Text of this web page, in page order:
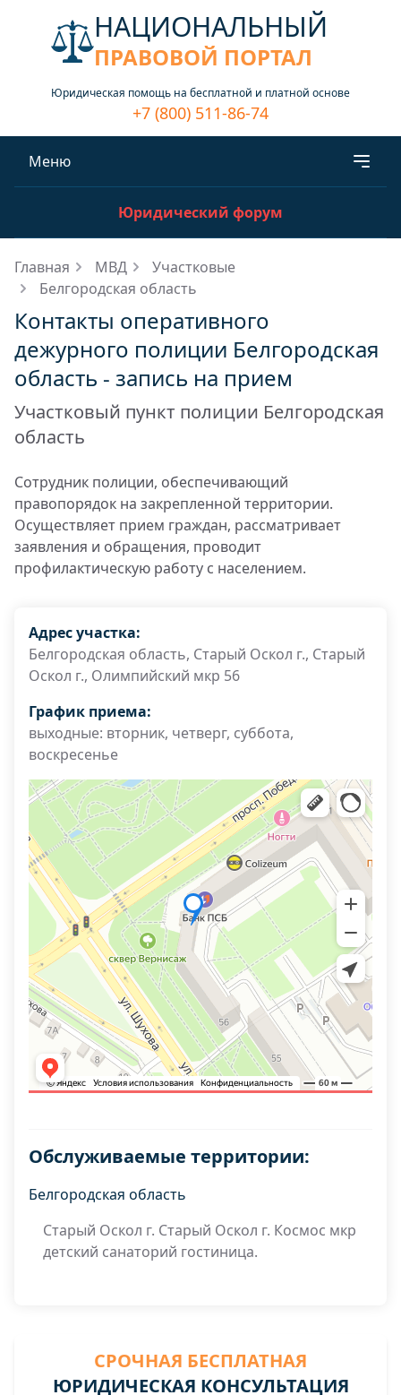
НАЦИОНАЛЬНЫЙ
ПРАВОВОЙ ПОРТАЛ
Юридическая помощь на бесплатной и платной основе
+7 (800) 511-86-74
Меню
Юридический форум
Главная МВД
Участковые
Белгородская область
Контакты оперативного
дежурного полиции Белгородская
область - запись на прием
Участковый пункт полиции Белгородская
область
Сотрудник полиции, обеспечивающий
правопорядок на закрепленной территории.
Осуществляет прием граждан, рассматривает
заявления и обращения, проводит
профилактическую работу с населением.
Адрес участка:
Белгородская область, Старый Оскол г., Старый
Оскол г., Олимпийский мкр 56
График приема:
выходные: вторник, четверг, суббота,
воскресенье
Обслуживаемые территории:
Белгородская область
Старый Оскол г. Старый Оскол г. Космос мкр
детский санаторий гостиница.
СРОЧНАЯ БЕСПЛАТНАЯ
ЮРИДИЧЕСКАЯ КОНСУЛЬТАЦИЯ